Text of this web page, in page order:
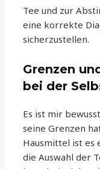
Tee und zur
eine korrekte
sicherzustellen.
Grenzen
bei der
Es ist mir
seine Grenzen
Hausmittel ist es
die Auswahl der